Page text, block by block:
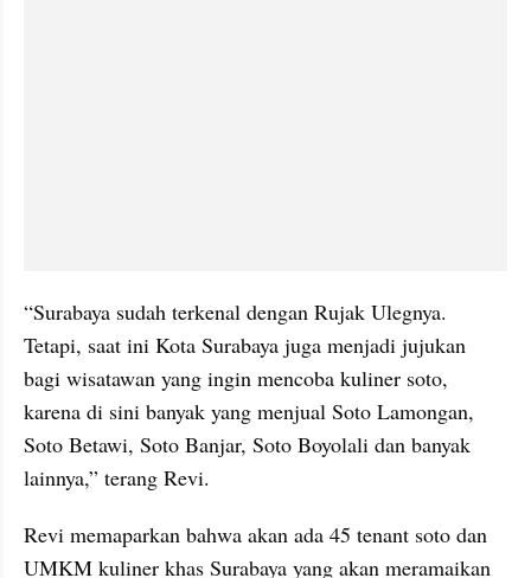
“Surabaya sudah terkenal dengan Rujak Ulegnya.
Tetapi, saat ini Kota Surabaya juga menjadi jujukan
bagi wisatawan yang ingin mencoba kuliner soto,
karena di sini banyak yang menjual Soto Lamongan,
Soto Betawi, Soto Banjar, Soto Boyolali dan banyak
lainnya,” terang Revi.
Revi memaparkan bahwa akan ada 45 tenant soto dan
UMKM kuliner khas Surabaya yang akan meramaikan